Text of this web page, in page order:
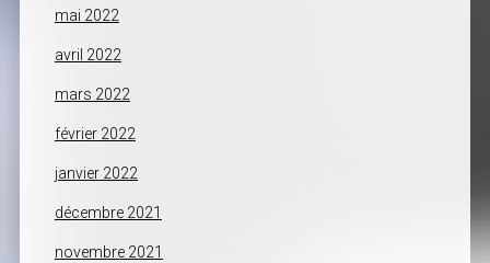
mai 2022
avril 2022
mars 2022
février 2022
janvier 2022
décembre 2021
novembre 2021